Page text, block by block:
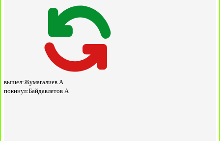
вышел:Жумагалиев А
покинул:Байдавлетов А